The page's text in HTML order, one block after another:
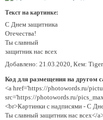
Текст на картинке:
С Днем защитника
Отечества!
Ты славный
защитник нас всех
Добавлено: 21.03.2020, Кем:
Код для размещения на другом
<a href='https://photowords.ru/
src='https://photowords.ru/
<br>Картинки с надписями - С
Ты славный защитник нас всех</